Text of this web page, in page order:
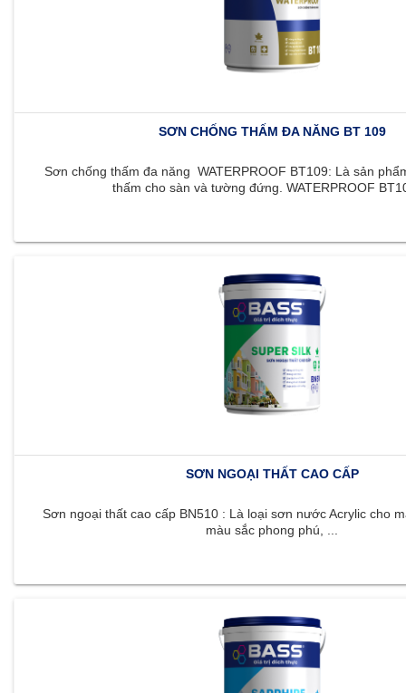
SƠN CHỐNG THẤM ĐA NĂNG BT 109
Sơn chống thấm đa năng WATERPROOF BT109: Là sản
thấm cho sàn và tường đứng. WATERPROOF
SƠN NGOẠI THẤT CAO CẤP
Sơn ngoại thất cao cấp BN510 : Là loại sơn nước Acrylic cho
màu sắc phong phú, ...